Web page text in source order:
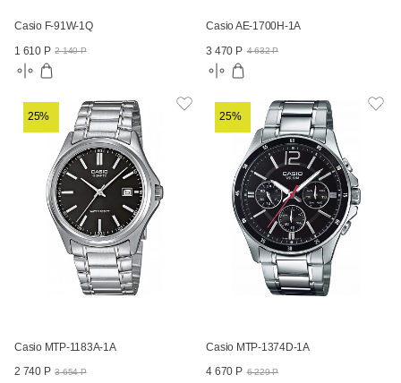
Casio F-91W-1Q
1 610 Р 2 140 Р
Casio AE-1700H-1A
3 470 Р 4 632 Р
25%
Casio MTP-1183A-1A
2 740 Р 3 654 Р
25%
Casio MTP-1374D-1A
4 670 Р 6 229 Р